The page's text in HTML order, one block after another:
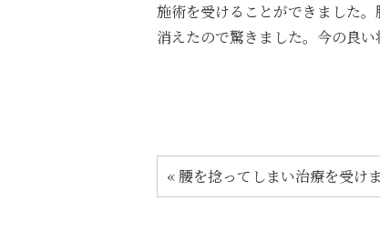
施術を受けることができました
消えたので驚きました。今の良
« 腰を捻ってしまい治療を受け